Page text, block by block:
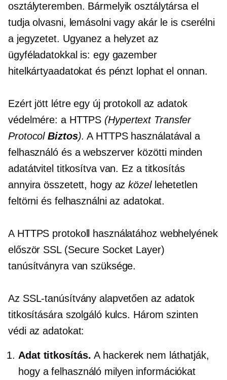
osztályteremben. Bármelyik osztálytársa el
tudja olvasni, lemásolni vagy akár le is cserélni
a jegyzetet. Ugyanez a helyzet az
ügyféladatokkal is: egy gazember
hitelkártyaadatokat és pénzt lophat el onnan.
Ezért jött létre egy új protokoll az adatok
védelmére: a HTTPS (Hypertext Transfer
ProtocolBiztos). A HTTPS használatával a
felhasználó és a webszerver közötti minden
adatátvitel titkosítva van. Ez a titkosítás
annyira összetett, hogy azközellehetetlen
feltörni és felhasználni az adatokat.
A HTTPS protokoll használatához webhelyének
először SSL (Secure Socket Layer)
tanúsítványra van szüksége.
Az SSL-tanúsítvány alapvetően az adatok
titkosítására szolgáló kulcs. Három szinten
védi az adatokat:
Adat titkosítás. A hackerek nem láthatják,
hogy a felhasználó milyen információkat